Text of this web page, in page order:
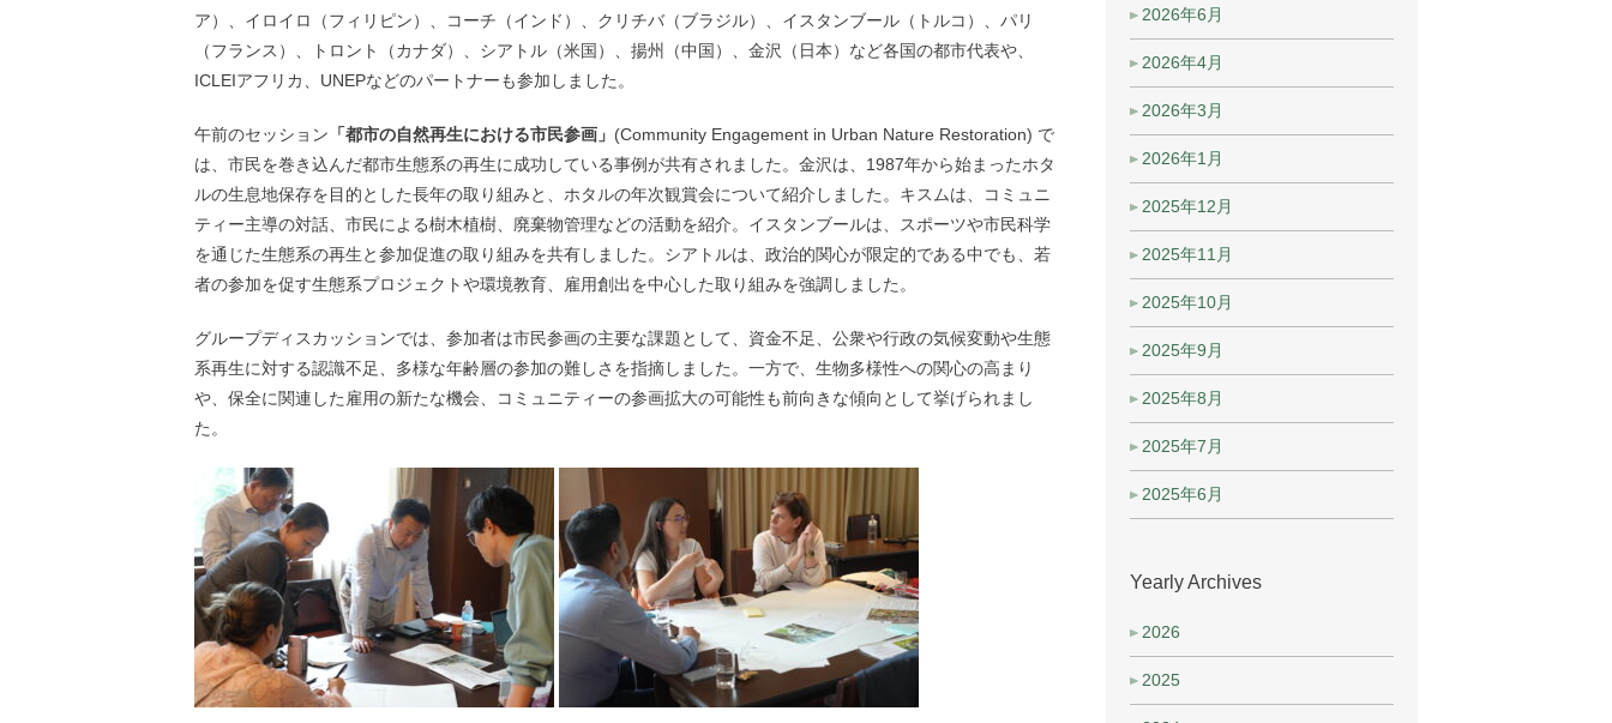
ア）、イロイロ（フィリピン）、コーチ（インド）、クリチバ（ブラジル）、イスタンブール（トルコ）、パリ
（フランス）、トロント（カナダ）、シアトル（米国）、揚州（中国）、金沢（日本）など各国の都市代表や、
ICLEIアフリカ、UNEPなどのパートナーも参加しました。
午前のセッション 「都市の自然再生における市民参画」 (Community Engagement in Urban Nature Restoration) で
は、市民を巻き込んだ都市生態系の再生に成功している事例が共有されました。金沢は、1987年から始まったホタ
ルの生息地保存を目的とした長年の取り組みと、ホタルの年次観賞会について紹介しました。キスムは、コミュニ
ティー主導の対話、市民による樹木植樹、廃棄物管理などの活動を紹介。イスタンブールは、スポーツや市民科学
を通じた生態系の再生と参加促進の取り組みを共有しました。シアトルは、政治的関心が限定的である中でも、若
者の参加を促す生態系プロジェクトや環境教育、雇用創出を中心した取り組みを強調しました。
グループディスカッションでは、参加者は市民参画の主要な課題として、資金不足、公衆や行政の気候変動や生態
系再生に対する認識不足、多様な年齢層の参加の難しさを指摘しました。一方で、生物多様性への関心の高まり
や、保全に関連した雇用の新たな機会、コミュニティーの参画拡大の可能性も前向きな傾向として挙げられまし
た。
2026年6月
2026年4月
2026年3月
2026年1月
2025年12月
2025年11月
2025年10月
2025年9月
2025年8月
2025年7月
2025年6月
Yearly Archives
2026
2025